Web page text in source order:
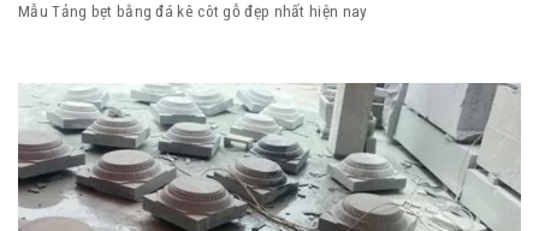
Mẫu Tảng bẹt bằng đá kê côt gỗ đẹp nhất hiện nay